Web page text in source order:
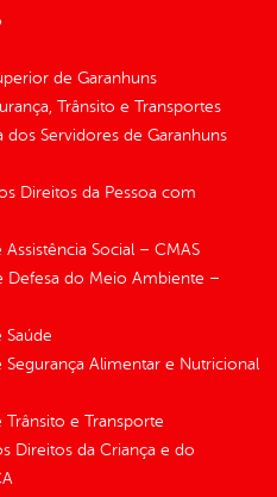
de Garanhuns
Trânsito e Transportes
dos Servidores de Garanhuns
Direitos da Pessoa com
Social – CMAS
Defesa do Meio Ambiente –
Alimentar e Nutricional
e Transporte
Direitos da Criança e do